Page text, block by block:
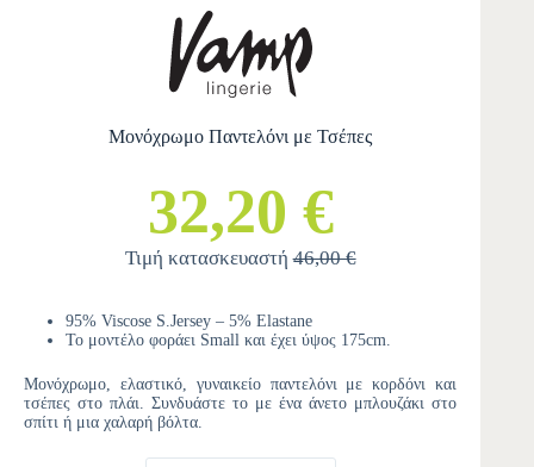
Μονόχρωμο Παντελόνι με Τσέπες
32,20 €
Τιμή κατασκευαστή46,00 €
95% Viscose S.Jersey – 5% Elastane
Το μοντέλο φοράει Small και έχει ύψος 175cm.
Μονόχρωμο, ελαστικό, γυναικείο παντελόνι με κορδόνι και
τσέπες στο πλάι. Συνδυάστε το με ένα άνετο μπλουζάκι στο
σπίτι ή μια χαλαρή βόλτα.